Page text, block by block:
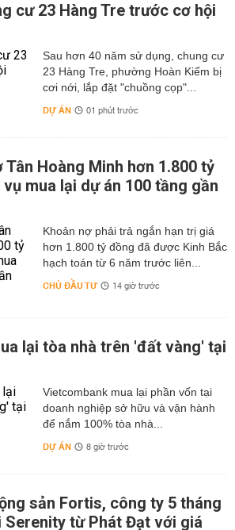
cư 23 Hàng Tre trước cơ hội
Sau hơn 40 năm sử dụng, chung cư
23 Hàng Tre, phường Hoàn Kiếm bị
cơi nới, lắp đặt "chuồng cọp"...
DỰ ÁN 01 phút trước
Tân Hoàng Minh hơn 1.800 tỷ
mua lại dự án 100 tầng gần
hơn 1.800 tỷ đồng đã được Kinh Bắc
hạch toán từ 6 năm trước liên...
CHỦ ĐẦU TƯ 14 giờ trước
lại tòa nhà trên 'đất vàng' tại
Vietcombank mua lại phần vốn tại
doanh nghiệp sở hữu và vận hành
để nắm 100% tòa nhà...
DỰ ÁN 8 giờ trước
sản Fortis, công ty 5 tháng
Serenity từ Phát Đạt với giá